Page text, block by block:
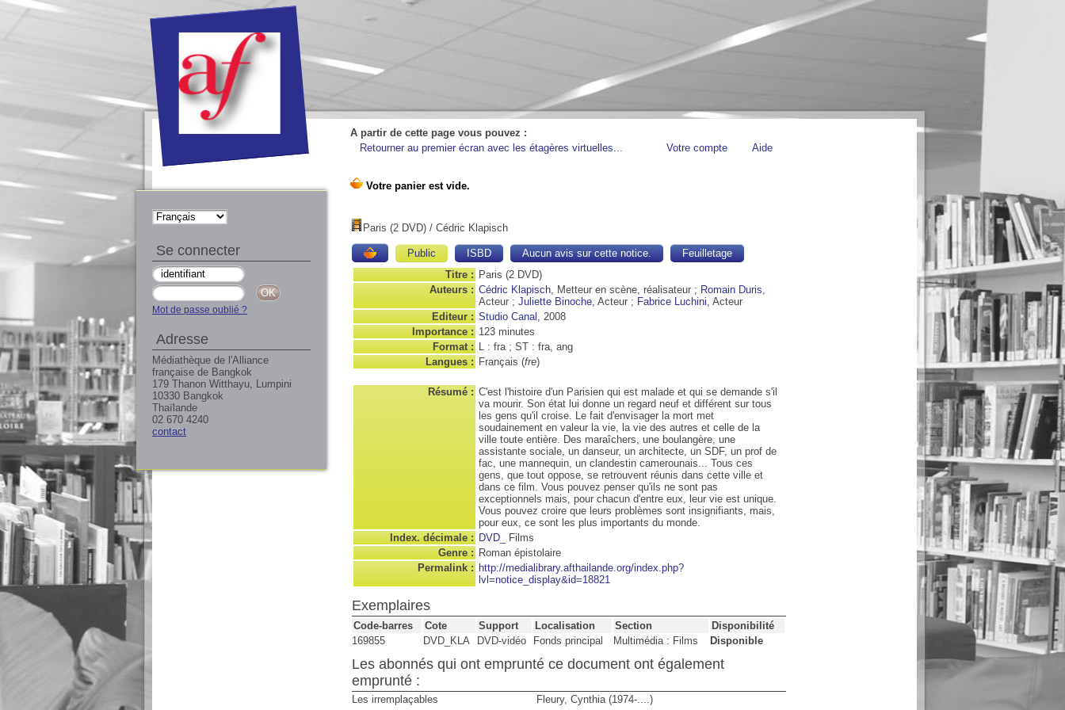
A partir de cette page vous pouvez :
Retourner au premier écran avec les étagères virtuelles...
Votre compte Aide
Paris (2 DVD) / Cédric Klapisch
Public ISBD Aucun avis sur cette notice.
Feuilletage
Titre : Paris (2 DVD)
Auteurs : Cédric Klapisch, Metteur en scène, réalisateur ; Romain Duris,
Acteur ; Juliette Binoche, Acteur ; Fabrice Luchini, Acteur
Editeur : Studio Canal , 2008
Importance : 123 minutes
Format : L : fra ; ST : fra, ang
Langues : Français (fre)
Résumé : C'est l'histoire d'un Parisien qui est malade et qui se demande s'il
va mourir. Son état lui donne un regard neuf et différent sur tous
les gens qu'il croise. Le fait d'envisager la mort met
soudainement en valeur la vie, la vie des autres et celle de la
ville toute entière. Des maraîchers, une boulangère, une
assistante sociale, un danseur, un architecte, un SDF, un prof de
fac, une mannequin, un clandestin camerounais... Tous ces
gens, que tout oppose, se retrouvent réunis dans cette ville et
dans ce film. Vous pouvez penser qu'ils ne sont pas
exceptionnels mais, pour chacun d'entre eux, leur vie est unique.
Vous pouvez croire que leurs problèmes sont insignifiants, mais,
pour eux, ce sont les plus importants du monde.
Index. décimale : DVD_
Films
Genre : Roman épistolaire
Permalink : http://medialibrary.afthailande.org/index.php?
lvl=notice_display&id=18821
Exemplaires
Code-barres Cote Support Localisation Section
Disponibilité
169855
DVD_KLA DVD-vidéo Fonds principal Multimédia : Films Disponible
Les abonnés qui ont emprunté ce document ont également
emprunté :
Les irremplaçables Fleury, Cynthia (1974-....)
Se connecter
Mot de passe oublié ?
Adresse
Médiathèque de l'Alliance
française de Bangkok
179 Thanon Witthayu, Lumpini
10330 Bangkok
Thaïlande
02 670 4240
contact